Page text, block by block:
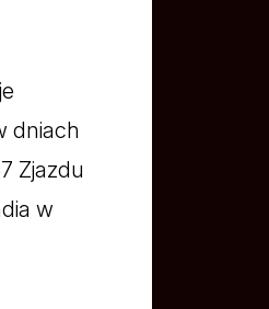
dniach
Zjazdu
w